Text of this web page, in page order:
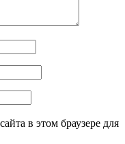
в этом браузере для